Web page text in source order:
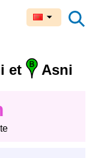
et Asni